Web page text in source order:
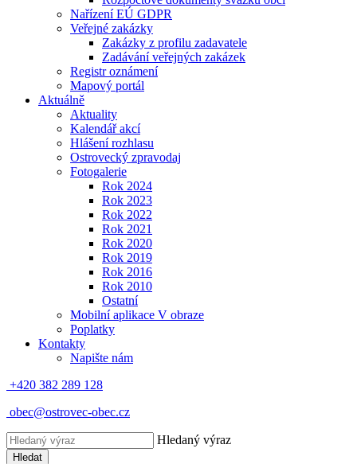
Nařízení EÚ GDPR
Veřejné zakázky
Zakázky z profilu zadavatele
Zadávání veřejných zakázek
Registr oznámení
Mapový portál
Aktuálně
Aktuality
Kalendář akcí
Hlášení rozhlasu
Ostrovecký zpravodaj
Fotogalerie
Rok 2024
Rok 2023
Rok 2022
Rok 2021
Rok 2020
Rok 2019
Rok 2016
Rok 2010
Ostatní
Mobilní aplikace V obraze
Poplatky
Kontakty
Napište nám
+420 382 289 128
obec@ostrovec-obec.cz
Hledaný výraz
Hledat